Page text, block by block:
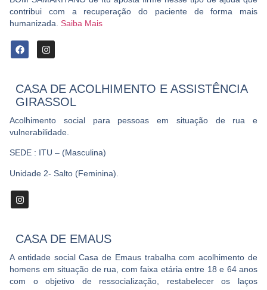
contribui com a recuperação do paciente de forma mais
humanizada. Saiba Mais
CASA DE ACOLHIMENTO E ASSISTÊNCIA
GIRASSOL
Acolhimento social para pessoas em situação de rua e
vulnerabilidade.
SEDE : ITU – (Masculina)
Unidade 2- Salto (Feminina).
CASA DE EMAUS
A entidade social Casa de Emaus trabalha com acolhimento de
homens em situação de rua, com faixa etária entre 18 e 64 anos
com o objetivo de ressocialização, restabelecer os laços